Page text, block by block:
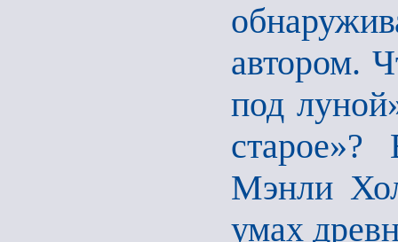
автором.
под
Мэнли
умах